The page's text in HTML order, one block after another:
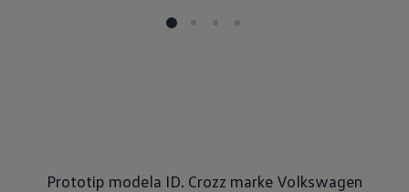
Prototip modela ID. Crozz marke Volkswagen